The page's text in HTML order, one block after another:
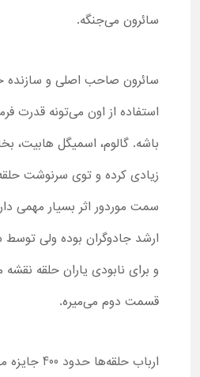
سائرون می‌جنگه.
سائرون صاحب اصلی و
استفاده از اون می‌تونه قدرت
باشه. گالوم، اسمیگل هابیت،
زیادی کرده و توی سرنوشت حلقه
سمت موردور اثر بسیار مهمی
ارشد جادوگران بوده ولی
و برای نابودی یاران حلقه
قسمت دوم می‌میره.
ارباب حلقه‌ها